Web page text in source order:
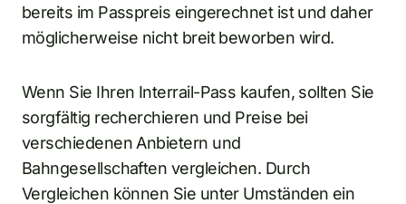
bereits im Passpreis eingerechnet ist und daher
möglicherweise nicht breit beworben wird.
Wenn Sie Ihren Interrail-Pass kaufen, sollten Sie
sorgfältig recherchieren und Preise bei
verschiedenen Anbietern und
Bahngesellschaften vergleichen. Durch
Vergleichen können Sie unter Umständen ein